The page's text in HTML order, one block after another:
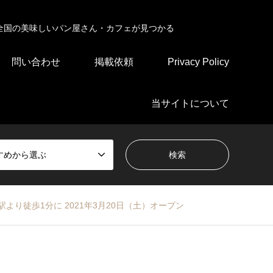
の美味しいパン屋さん・カフェが見つかる
問い合わせ 掲載依頼 Privacy Policy
当サイトについて
めから選ぶ
り徒歩1分に 2021年3月20日（土）オープン